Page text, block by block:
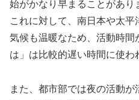
始がかなり早まることがあり
これに対して、南日本や太平
気候も温暖なため、活動時間
は」は比較的遅い時間に使わ
また、都市部では夜の活動